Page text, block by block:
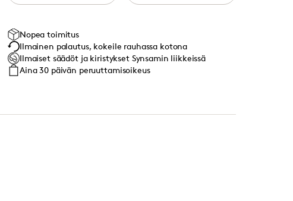
Nopea toimitus
Ilmainen palautus, kokeile rauhassa kotona
Ilmaiset säädöt ja kiristykset Synsamin liikkeissä
Aina 30 päivän peruuttamisoikeus